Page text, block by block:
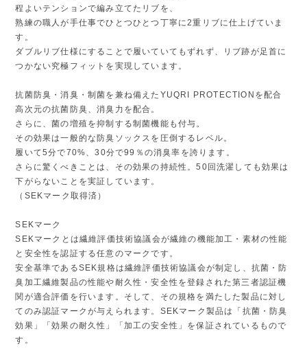
程よいテンションで編み立てたリブを、
熟練の職人が手仕事でひとつひとつ丁寧に2重リブに仕上げていま
す。
ダブルリブ仕様にすることで履いていてもずれず、リブ跡が足首に
つかない究極フィットを実現しています。
抗菌防臭・消臭・制菌を兼ね備えたYUQRI PROTECTIONを配合
高次元の抗菌防臭、消臭力を配合。
さらに、菌の増殖を抑制する制菌機能も付与。
その効果は一般的な防臭ソックスを圧倒するレベル。
履いて5分で70%、30分で99％の消臭率を誇ります。
さらに驚くべきことは、その効果の持続性。50回洗濯しても効果は
下がらないことを実証しています。
（SEKマーク取得済）
SEKマーク
SEKマークとは繊維評価技術協議会が繊維の機能加工・素材の性能
と安全性を認証する任意のマークです。
安全基準であるSEK規格は繊維評価技術協議会が制定し、抗菌・防
臭加工繊維製品の性能や耐久性・安全性を登録された第三者認証機
関が適合評価を行います。そして、その規格を満たした製品に対し
てのみ認証マークが与えられます。SEKマーク製品は「抗菌・防臭
効果」「効果の耐久性」「加工の安全性」を保証されているもので
す。